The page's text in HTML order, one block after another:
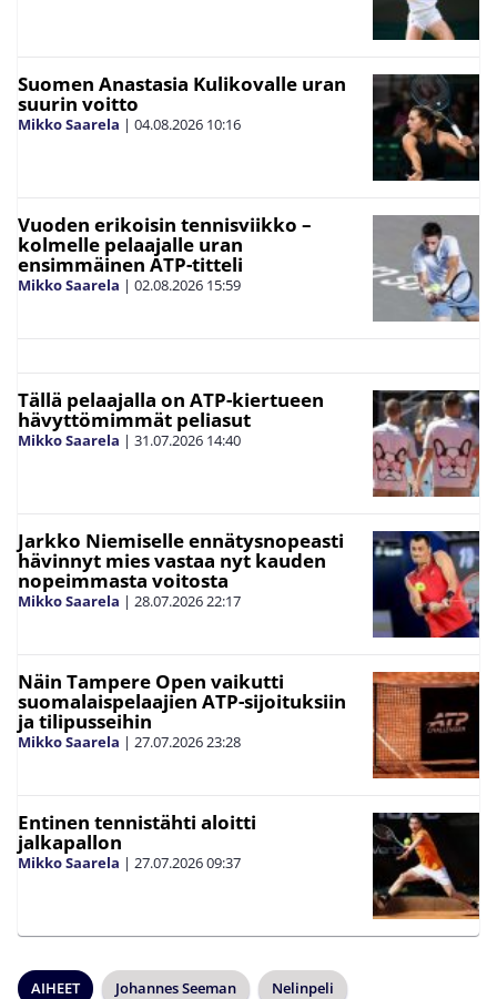
Suomen Anastasia Kulikovalle uran
suurin voitto
Mikko Saarela | 04.08.2026 10:16
Vuoden erikoisin tennisviikko –
kolmelle pelaajalle uran
ensimmäinen ATP-titteli
Mikko Saarela | 02.08.2026 15:59
Tällä pelaajalla on ATP-kiertueen
hävyttömimmät peliasut
Mikko Saarela | 31.07.2026 14:40
Jarkko Niemiselle ennätysnopeasti
hävinnyt mies vastaa nyt kauden
nopeimmasta voitosta
Mikko Saarela | 28.07.202622:17
Näin Tampere Open vaikutti
suomalaispelaajien ATP-sijoituksiin
ja tilipusseihin
Mikko Saarela | 27.07.202623:28
Entinen tennistähti aloitti
jalkapallon
Mikko Saarela | 27.07.202609:37
AIHEET Johannes Seeman Nelinpeli